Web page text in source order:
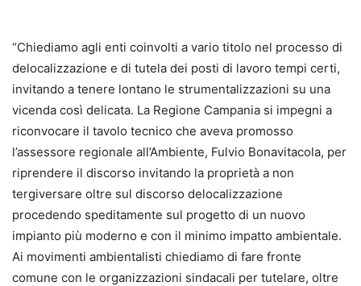
“Chiediamo agli enti coinvolti a vario titolo nel processo di
delocalizzazione e di tutela dei posti di lavoro tempi certi,
invitando a tenere lontano le strumentalizzazioni su una
vicenda così delicata. La Regione Campania si impegni a
riconvocare il tavolo tecnico che aveva promosso
l’assessore regionale all’Ambiente, Fulvio Bonavitacola, per
riprendere il discorso invitando la proprietà a non
tergiversare oltre sul discorso delocalizzazione
procedendo speditamente sul progetto di un nuovo
impianto più moderno e con il minimo impatto ambientale.
Ai movimenti ambientalisti chiediamo di fare fronte
comune con le organizzazioni sindacali per tutelare, oltre